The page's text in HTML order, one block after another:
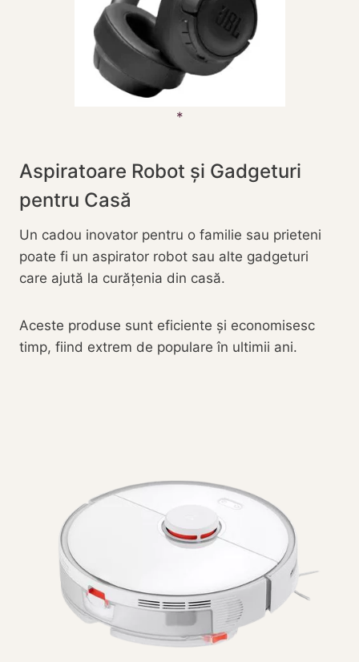
Aspiratoare Robot și Gadgeturi
pentru Casă
Un cadou inovator pentru o familie sau prieteni
poate fi un aspirator robot sau alte gadgeturi
care ajută la curățenia din casă.
Aceste produse sunt eficiente și economisesc
timp, fiind extrem de populare în ultimii ani.